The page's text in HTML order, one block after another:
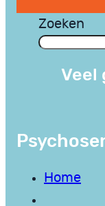
Zoeken
Veel
Home